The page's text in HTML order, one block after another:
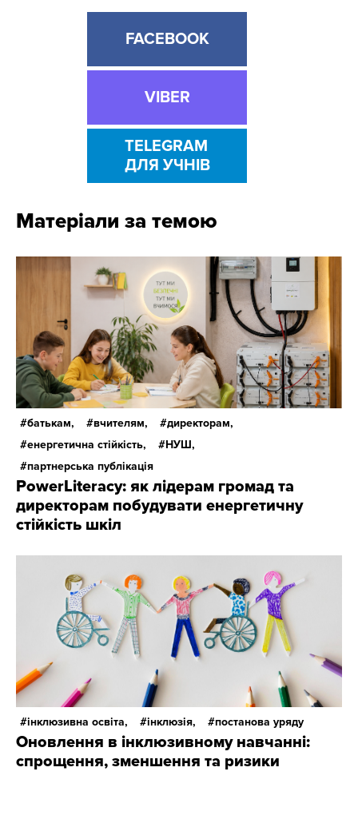
FACEBOOK
VIBER
TELEGRAM
ДЛЯ УЧНІВ
Матеріали за темою
батькам, вчителям,
директорам,
енергетична стійкість,
НУШ,
партнерська публікація
PowerLiteracy: як лідерам громад та
директорам побудувати енергетичну
стійкість шкіл
інклюзивна освіта, інклюзія, постанова уряду
Оновлення в інклюзивному навчанні:
спрощення, зменшення та ризики